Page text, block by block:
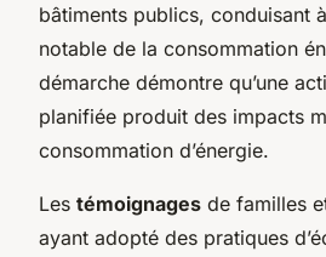
bâtiments publics, conduisant
notable de la consommation
démarche démontre qu’une
planifiée produit des impacts
consommation d’énergie.
Les témoignages de familles
ayant adopté des pratiques